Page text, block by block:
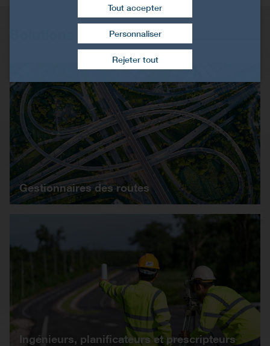
Gestionnaires des routes
Ingénieurs, planificateurs et prescripteurs
Rejeter tout
Tout accepter
Retirer le consentement
Personnaliser